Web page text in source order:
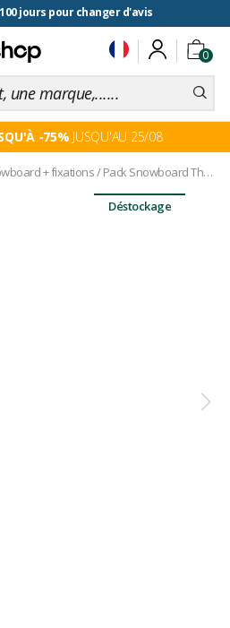
100 jours pour changer d'avis
0
-75% JUSQU'AU 25/08
+ fixations/Pack Snowboard The Surfer + Fix
Déstockage